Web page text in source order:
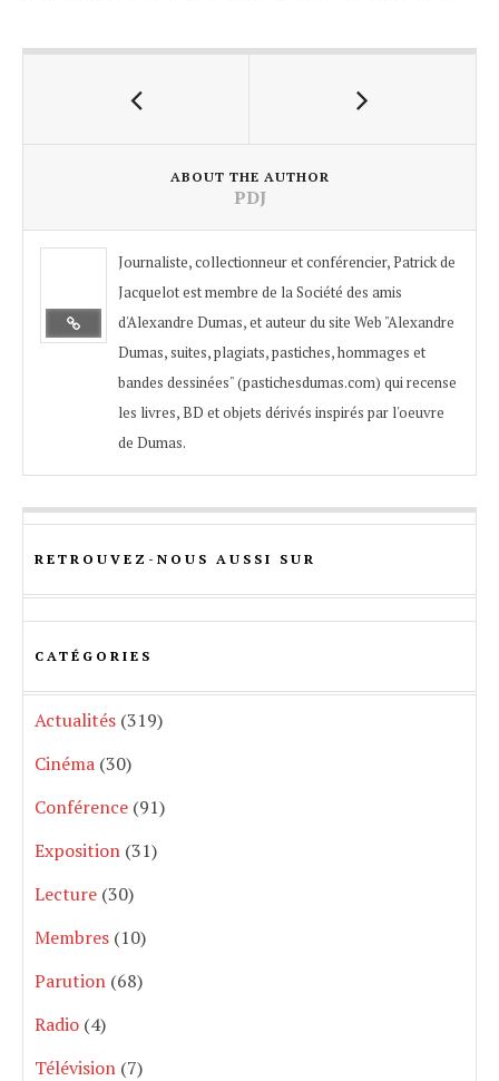
ABOUT THE AUTHOR
PDJ
Journaliste, collectionneur et conférencier, Patrick de
Jacquelot est membre de la Société des amis
d'Alexandre Dumas, et auteur du site Web "Alexandre
Dumas, suites, plagiats, pastiches, hommages et
bandes dessinées" (pastichesdumas.com) qui recense
les livres, BD et objets dérivés inspirés par l'oeuvre
de Dumas.
RETROUVEZ-NOUS AUSSI SUR
CATÉGORIES
Actualités (319)
Cinéma (30)
Conférence (91)
Exposition (31)
Lecture (30)
Membres (10)
Parution (68)
Radio (4)
Télévision (7)